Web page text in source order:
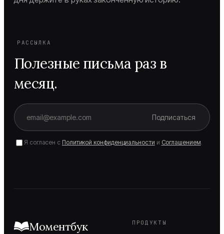
РАССЫЛКА
Полезные письма раз в
месяц.
Подписаться
Я согласен с Политикой конфиденциальности и Соглашением.
Моментбук ПРОДУКТЫ